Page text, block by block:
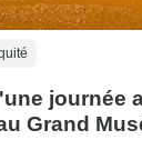
journée
Grand